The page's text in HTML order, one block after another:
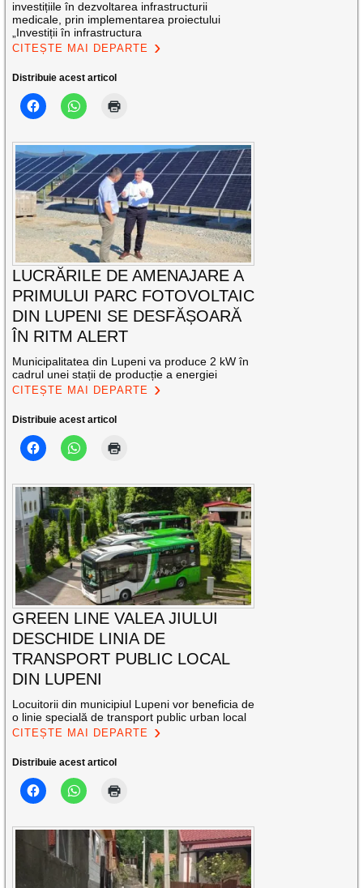
investițiile în dezvoltarea infrastructurii
medicale, prin implementarea proiectului
„Investiții în infrastructura
CITEȘTE MAI DEPARTE
Distribuie acest articol
LUCRĂRILE DE AMENAJARE A
PRIMULUI PARC FOTOVOLTAIC
DIN LUPENI SE DESFĂȘOARĂ
ÎN RITM ALERT
Municipalitatea din Lupeni va produce 2 kW în
cadrul unei stații de producție a energiei
CITEȘTE MAI DEPARTE
Distribuie acest articol
GREEN LINE VALEA JIULUI
DESCHIDE LINIA DE
TRANSPORT PUBLIC LOCAL
DIN LUPENI
Locuitorii din municipiul Lupeni vor beneficia de
o linie specială de transport public urban local
CITEȘTE MAI DEPARTE
Distribuie acest articol